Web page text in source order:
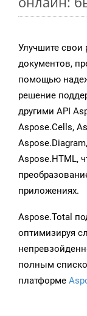
Улучшите свои
документов,
помощью
решение
другими API
Aspose.Cells,
Aspose.HTML,
приложениях.
Aspose.Total
оптимизируя
полным
платформе